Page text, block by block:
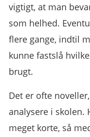
vigtigt, at man
som helhed.
flere gange, indtil
kunne fastslå
brugt.
Det er ofte
analysere i skolen.
meget korte, så